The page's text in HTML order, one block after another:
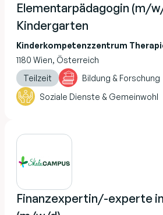
Elementarpädagogin (m/
Kindergarten
Kinderkompetenzzentrum
1180 Wien, Österreich
Teilzeit
Bildung & Forschung
Soziale Dienste & Gemeinwohl
Finanzexpertin/-experte